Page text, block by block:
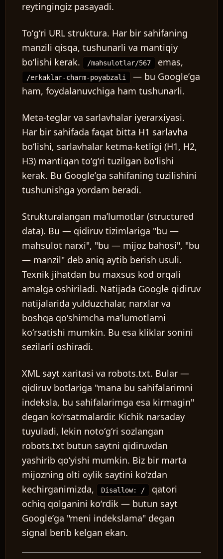
reytingingiz pasayadi.
Toʻgʻri URL struktura. Har bir sahifaning
manzili qisqa, tushunarli va mantiqiy
boʻlishi kerak.
/mahsulotlar/567 emas,
/erkaklar-charm-poyabzali
— bu Googleʼga
ham, foydalanuvchiga ham tushunarli.
Meta-teglar va sarlavhalar iyerarxiyasi.
Har bir sahifada faqat bitta H1 sarlavha
boʻlishi, sarlavhalar ketma-ketligi (H1, H2,
H3) mantiqan toʻgʻri tuzilgan boʻlishi
kerak. Bu Googleʼga sahifaning tuzilishini
tushunishga yordam beradi.
Strukturalangan maʼlumotlar (structured
data). Bu — qidiruv tizimlariga "bu —
mahsulot narxi", "bu — mijoz bahosi", "bu
— manzil" deb aniq aytib berish usuli.
Texnik jihatdan bu maxsus kod orqali
amalga oshiriladi. Natijada Google qidiruv
natijalarida yulduzchalar, narxlar va
boshqa qoʻshimcha maʼlumotlarni
koʻrsatishi mumkin. Bu esa kliklar sonini
sezilarli oshiradi.
XML sayt xaritasi va robots.txt. Bular —
qidiruv botlariga "mana bu sahifalarimni
indeksla, bu sahifalarimga esa kirmagin"
degan koʻrsatmalardir. Kichik narsaday
tuyuladi, lekin notoʻgʻri sozlangan
robots.txt butun saytni qidiruvdan
yashirib qoʻyishi mumkin. Biz bir marta
mijozning olti oylik saytini koʻzdan
kechirganimizda,
Disallow: /
qatori
ochiq qolganini koʻrdik — butun sayt
Googleʼga "meni indekslama" degan
signal berib kelgan ekan.